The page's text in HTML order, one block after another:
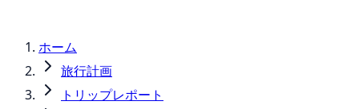
ホーム
旅行計画
トリップレポート